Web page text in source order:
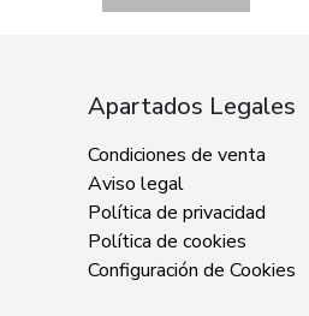
Apartados Legales
Condiciones de venta
Aviso legal
Política de privacidad
Política de cookies
Configuración de Cookies